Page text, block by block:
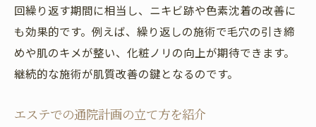
回繰り返す期間に相当し、ニキビ跡や色素沈着の改善に
も効果的です。例えば、繰り返しの施術で毛穴の引き締
めや肌のキメが整い、化粧ノリの向上が期待できます。
継続的な施術が肌質改善の鍵となるのです。
エステでの通院計画の立て方を紹介